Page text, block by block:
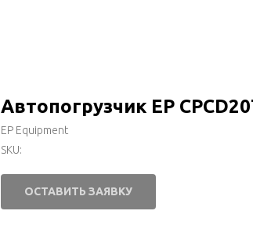
Автопогрузчик EP
EP Equipment
SKU:
ОСТАВИТЬ ЗАЯВКУ